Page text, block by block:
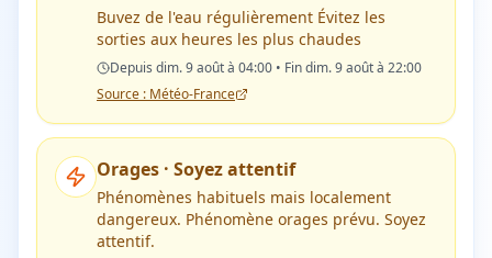
Buvez de l'eau régulièrement Évitez les
sorties aux heures les plus chaudes
Depuis dim. 9 août à 04:00 • Fin dim. 9 août à 22:00
Source : Météo-France
Orages · Soyez attentif
Phénomènes habituels mais localement
dangereux. Phénomène orages prévu. Soyez
attentif.